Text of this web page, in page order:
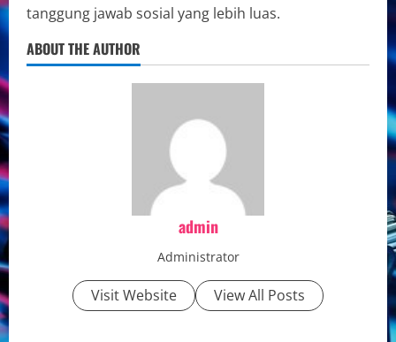
tanggung jawab sosial yang lebih luas.
ABOUT THE AUTHOR
admin
Administrator
Visit Website View All Posts